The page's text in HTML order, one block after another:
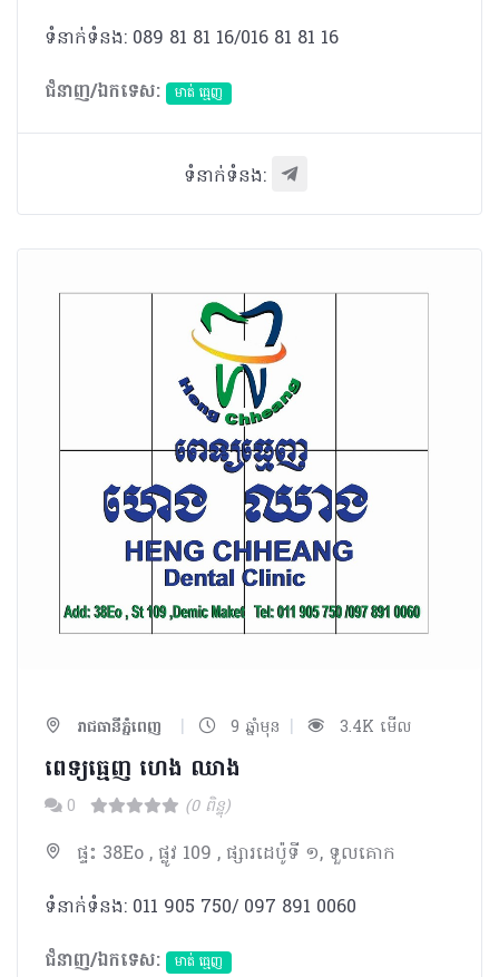
ទំនាក់ទំនង: 089 81 81 16/016 81 81 16
ជំនាញ/ឯកទេស:
មាត់ ធ្មេញ
ទំនាក់ទំនង:
រាជធានីភ្នំពេញ | 9 ឆ្នាំមុន | 3.4K មើល
ពេទ្យធ្មេញ ហេង​ ឈាង​
0 (0 ពិន្ទុ)
ផ្ទះ 38Eo , ផ្លូវ 109 , ផ្សារដេប៉ូទី ១, ទួលគោក
ទំនាក់ទំនង: 011 905 750/ 097 891 0060
ជំនាញ/ឯកទេស:
មាត់ ធ្មេញ